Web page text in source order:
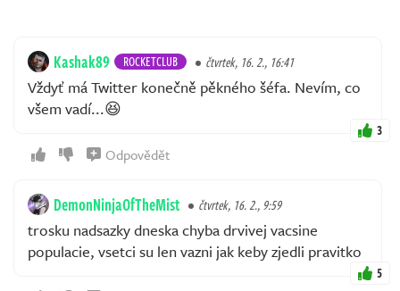
Kashak89 ROCKETCLUB čtvrtek, 16. 2., 16:41
Vždyť má Twitter konečně pěkného šéfa. Nevím, co
všem vadí...😆
3
Odpovědět
DemonNinjaOfTheMist čtvrtek, 16. 2., 9:59
trosku nadsazky dneska chyba drvivej vacsine
populacie, vsetci su len vazni jak keby zjedli pravitko
5